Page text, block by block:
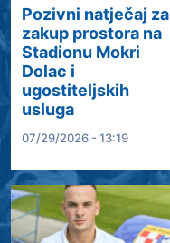
Pozivni natječaj za
zakup prostora na
Stadionu Mokri
Dolac i
ugostiteljskih
usluga
07/29/2026 - 13:19